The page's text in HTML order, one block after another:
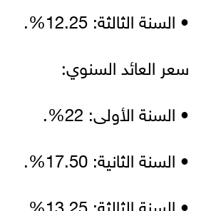
• السنة الثالثة: 12.25%.
سعر العائد السنوي:
• السنة الأولى: 22%.
• السنة الثانية: 17.50%.
• السنة الثالثة: 13.25%.